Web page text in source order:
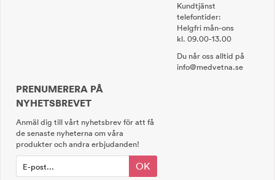
Kundtjänst
telefontider:
Helgfri mån-ons
kl. 09.00-13.00
Du når oss alltid på
info@medvetna.se
PRENUMERERA PÅ
NYHETSBREVET
Anmäl dig till vårt nyhetsbrev för att få
de senaste nyheterna om våra
produkter och andra erbjudanden!
OK